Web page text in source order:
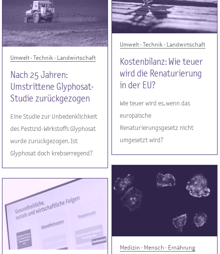
Umwelt - Technik - Landwirtschaft
Kostenbilanz: Wie teuer
wird die Renaturierung
in der EU?
Wie teuer wird es, wenn das
europäische
Renaturierungsgesetz nicht
umgesetzt wird?
Umwelt - Technik - Landwirtschaft
Nach 25 Jahren:
Umstrittene Glyphosat-
Studie zurückgezogen
Eine Studie zur Unbedenklichkeit
des Pestizid-Wirkstoffs Glyphosat
wurde zurückgezogen. Ist
Glyphosat doch krebserregend?
Medizin - Mensch - Ernährung